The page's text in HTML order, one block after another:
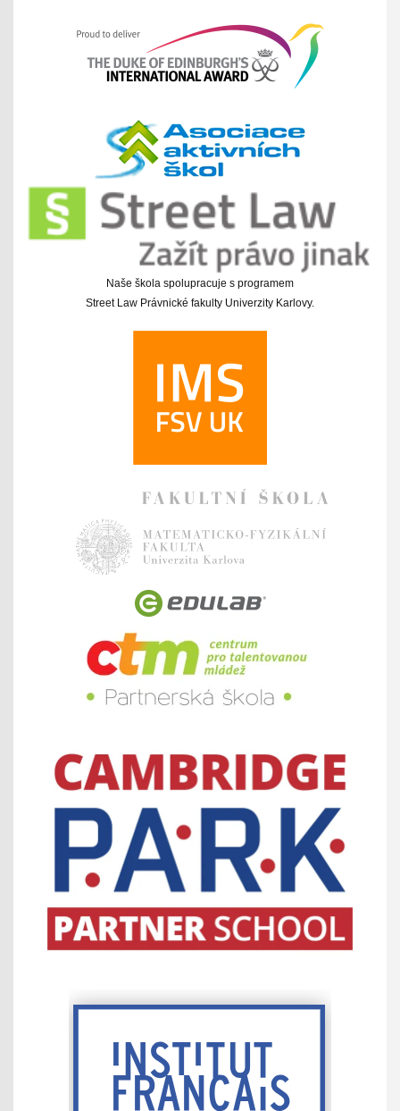
Naše škola spolupracuje s programem
Street Law Právnické fakulty Univerzity Karlovy.